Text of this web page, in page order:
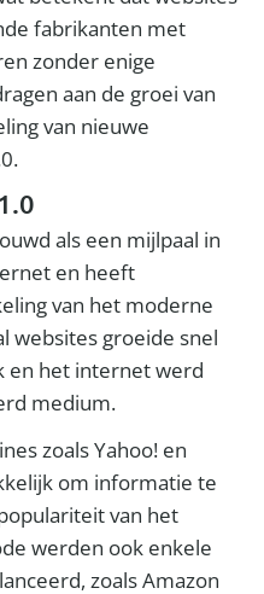
fabrikanten met
zonder enige
aan de groei van
van nieuwe
als een mijlpaal in
en heeft
van het moderne
websites groeide snel
en het internet werd
medium.
zoals Yahoo! en
om informatie te
van het
werden ook enkele
zoals Amazon